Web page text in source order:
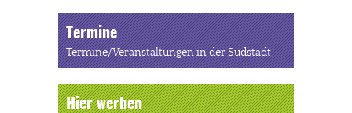
Termine
Termine/Veranstaltungen in der Südstadt
Hier werben